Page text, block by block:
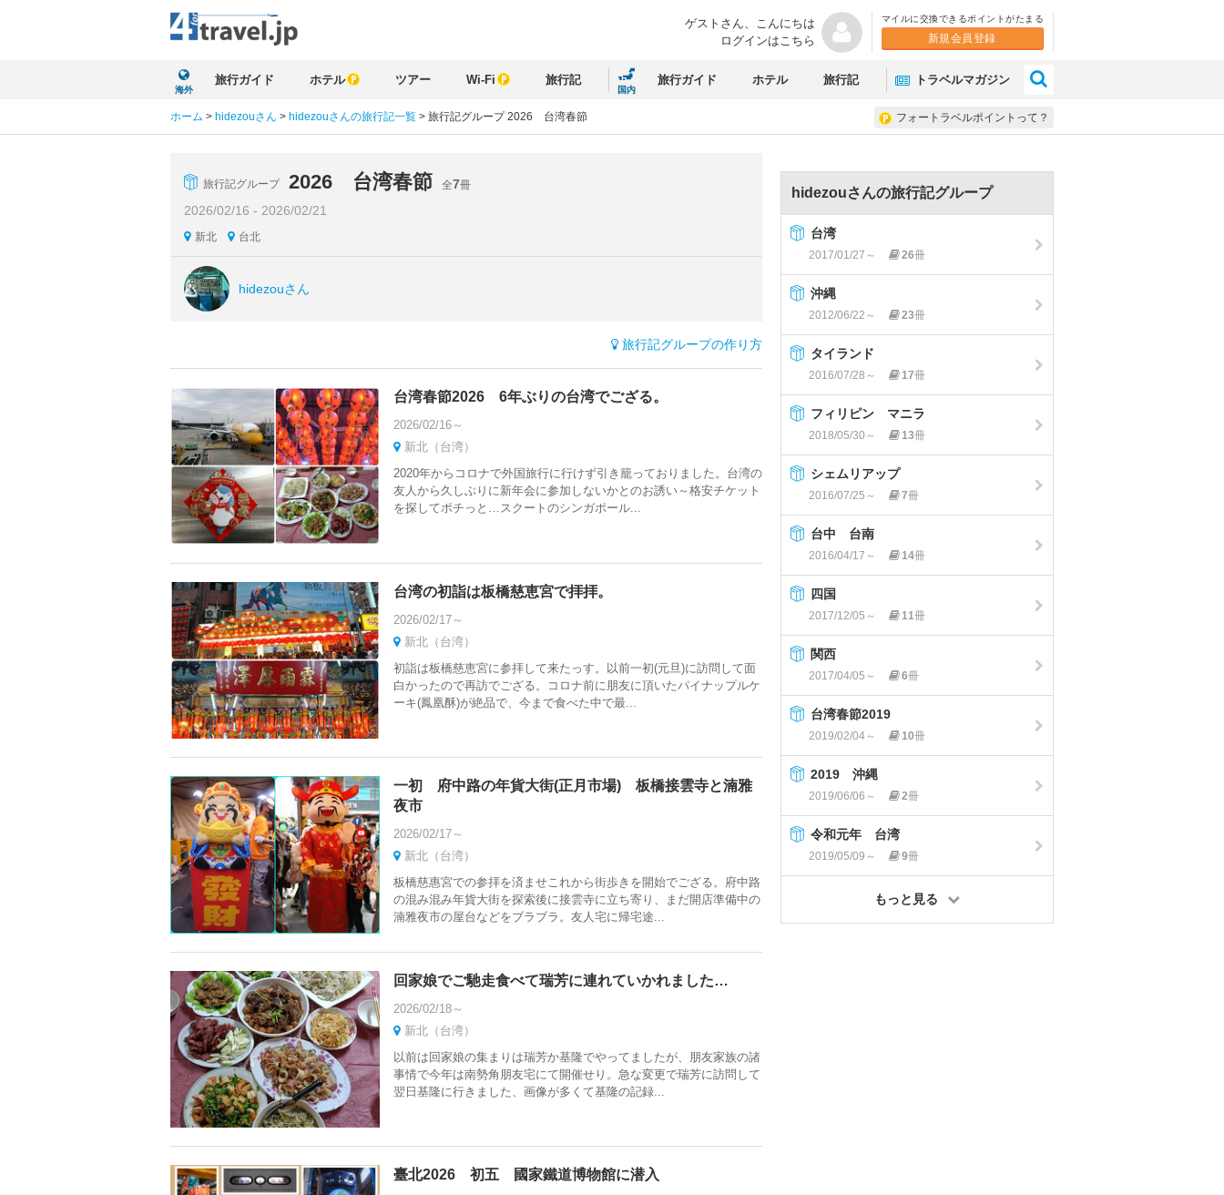
ゲストさん、 こんにちは
ログインはこちら
マイルに交換できるポイントがたまる
新規会員登録
海外
旅行ガイド ホテル ツアー Wi-Fi 旅行記
国内
旅行ガイド ホテル 旅行記 トラベルマガジン
フォートラベルポイントって？
ホーム > hidezouさん > hidezouさんの旅行記一覧 > 旅行記グループ 2026 台湾春節
旅行記グループ 2026 台湾春節 全7冊
2026/02/16 - 2026/02/21
新北 台北
hidezouさん
旅行記グループの作り方
台湾春節2026 6年ぶりの台湾でござる。
2026/02/16～
新北（台湾）
2020年からコロナで外国旅行に行けず引き籠っておりました。台湾の
友人から久しぶりに新年会に参加しないかとのお誘い～格安チケット
を探してポチっと…スクートのシンガポール...
台湾の初詣は板橋慈恵宮で拝拝。
2026/02/17～
新北（台湾）
初詣は板橋慈恵宮に参拝して来たっす。以前一初(元旦)に訪問して面
白かったので再訪でござる。コロナ前に朋友に頂いたパイナップルケ
ーキ(鳳凰酥)が絶品で、今まで食べた中で最...
一初 府中路の年貨大街(正月市場) 板橋接雲寺と湳雅
夜市
2026/02/17～
新北（台湾）
板橋慈惠宮での参拝を済ませこれから街歩きを開始でござる。府中路
の混み混み年貨大街を探索後に接雲寺に立ち寄り、まだ開店準備中の
湳雅夜市の屋台などをブラブラ。友人宅に帰宅途...
回家娘でご馳走食べて瑞芳に連れていかれました…
2026/02/18～
新北（台湾）
以前は回家娘の集まりは瑞芳か基隆でやってましたが、朋友家族の諸
事情で今年は南勢角朋友宅にて開催せり。急な変更で瑞芳に訪問して
翌日基隆に行きました、画像が多くて基隆の記録...
臺北2026 初五 國家鐵道博物館に潜入
hidezouさんの旅行記グループ
台湾
2017/01/27～ 26冊
沖縄
2012/06/22～ 23冊
タイランド
2016/07/28～ 17冊
フィリピン マニラ
2018/05/30～ 13冊
シェムリアップ
2016/07/25～ 7冊
台中 台南
2016/04/17～ 14冊
四国
2017/12/05～ 11冊
関西
2017/04/05～ 6冊
台湾春節2019
2019/02/04～ 10冊
2019 沖縄
2019/06/06～ 2冊
令和元年 台湾
2019/05/09～ 9冊
もっと見る